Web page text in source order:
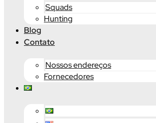
Squads
Hunting
Blog
Contato
Nossos endereços
Fornecedores